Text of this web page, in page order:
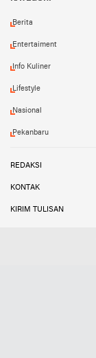
Berita
Entertaiment
Info Kuliner
Lifestyle
Nasional
Pekanbaru
REDAKSI
KONTAK
KIRIM TULISAN